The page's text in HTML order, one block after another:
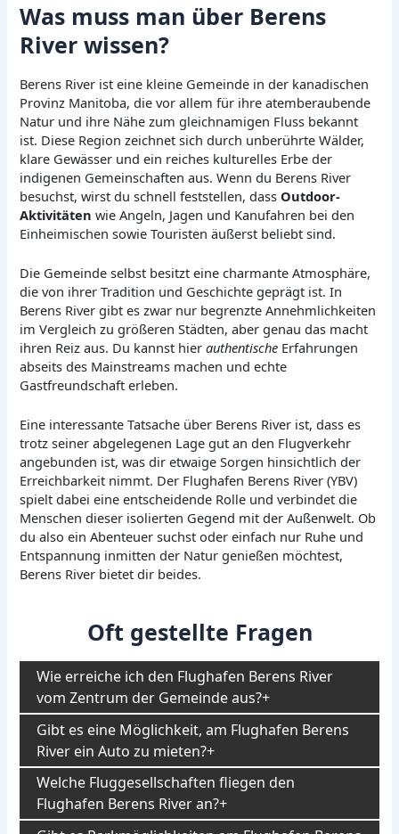
Was muss man über Berens
River wissen?
Berens River ist eine kleine Gemeinde in der kanadischen
Provinz Manitoba, die vor allem für ihre atemberaubende
Natur und ihre Nähe zum gleichnamigen Fluss bekannt
ist. Diese Region zeichnet sich durch unberührte Wälder,
klare Gewässer und ein reiches kulturelles Erbe der
indigenen Gemeinschaften aus. Wenn du Berens River
besuchst, wirst du schnell feststellen, dassOutdoor-
Aktivitäten wie Angeln, Jagen und Kanufahren bei den
Einheimischen sowie Touristen äußerst beliebt sind.
Die Gemeinde selbst besitzt eine charmante Atmosphäre,
die von ihrer Tradition und Geschichte geprägt ist. In
Berens River gibt es zwar nur begrenzte Annehmlichkeiten
im Vergleich zu größeren Städten, aber genau das macht
ihren Reiz aus. Du kannst hierauthentische Erfahrungen
abseits des Mainstreams machen und echte
Gastfreundschaft erleben.
Eine interessante Tatsache über Berens River ist, dass es
trotz seiner abgelegenen Lage gut an den Flugverkehr
angebunden ist, was dir etwaige Sorgen hinsichtlich der
Erreichbarkeit nimmt. Der Flughafen Berens River (YBV)
spielt dabei eine entscheidende Rolle und verbindet die
Menschen dieser isolierten Gegend mit der Außenwelt. Ob
du also ein Abenteuer suchst oder einfach nur Ruhe und
Entspannung inmitten der Natur genießen möchtest,
Berens River bietet dir beides.
Oft gestellte Fragen
Wie erreiche ich den Flughafen Berens River
vom Zentrum der Gemeinde aus?
Gibt es eine Möglichkeit, am Flughafen Berens
River ein Auto zu mieten?
Welche Fluggesellschaften fliegen den
Flughafen Berens River an?